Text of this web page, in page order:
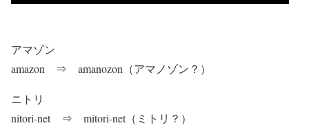
アマゾン
amazon ⇒ amanozon（アマノゾン？）
ニトリ
nitori-net ⇒ mitori-net（ミトリ？）